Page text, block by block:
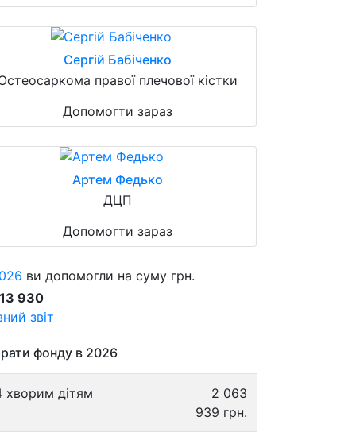
Сергій Бабіченко
правої плечової кістки
Допомогти зараз
Артем Федько
ДЦП
Допомогти зараз
ви допомогли на суму грн.
930
звіт
фонду в 2026
хворим дітям
2 063
939 грн.